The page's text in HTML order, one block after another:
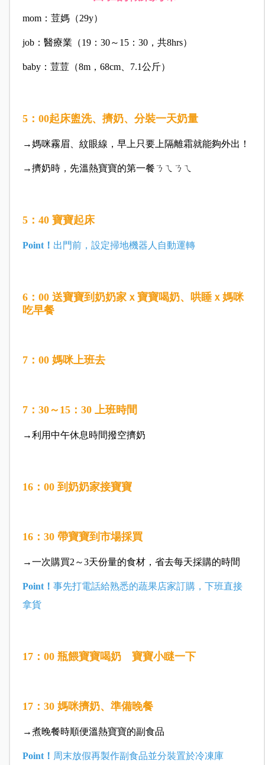
mom：荳媽（29y）
job：醫療業（19：30～15：30，共8hrs）
baby：荳荳（8m，68cm、7.1公斤）
5：00起床盥洗、擠奶、分裝一天奶量
→媽咪霧眉、紋眼線，早上只要上隔離霜就能夠外出！
→擠奶時，先溫熱寶寶的第一餐ㄋㄟㄋㄟ
5：40 寶寶起床
Point！ 出門前，設定掃地機器人自動運轉
6：00 送寶寶到奶奶家ｘ寶寶喝奶、哄睡ｘ媽咪
吃早餐
7：00 媽咪上班去
7：30～15：30 上班時間
→利用中午休息時間撥空擠奶
16：00 到奶奶家接寶寶
16：30 帶寶寶到市場採買
→一次購買2～3天份量的食材，省去每天採購的時間
Point！ 事先打電話給熟悉的蔬果店家訂購，下班直接
拿貨
17：00 瓶餵寶寶喝奶 寶寶小瞇一下
17：30 媽咪擠奶、準備晚餐
→煮晚餐時順便溫熱寶寶的副食品
Point！ 周末放假再製作副食品並分裝置於冷凍庫